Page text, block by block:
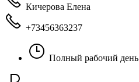
Кичерова Елена
+73456363237
Полный рабочий день